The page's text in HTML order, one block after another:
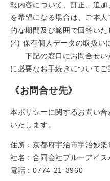
報内容について、訂正、追
を希望になる場合は、ご本
的な期間及び範囲で回答いた
(4) 保有個人データの取扱い
下記の窓口にお問合せい
に必要なお手続きについてご
《お問合せ先》
本ポリシーに関するお問い
いたします。
住所：京都府宇治市宇治妙
社名：合同会社ブルーアイス
電話：0774-21-3960